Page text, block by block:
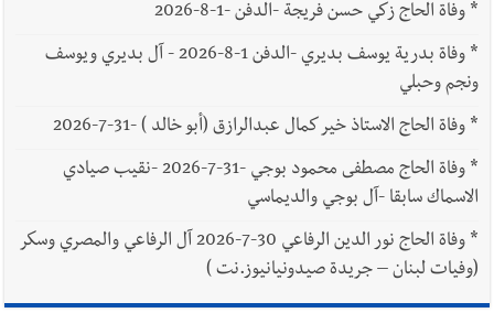
*وفاة الحاج زكي حسن فريجة -الدفن -1-8-2026
*
وفاة بدرية يوسف بديري -الدفن 1-8-2026 - آل بديري ويوسف
ونجم وحبلي
*وفاة الحاج الاستاذ خير كمال عبدالرازق (أبو خالد ) -31-7-2026
*
وفاة الحاج مصطفى محمود بوجي -31-7-2026 -نقيب صيادي
الاسماك سابقا -آل بوجي والديماسي
*
وفاة الحاج نور الدين الرفاعي 30-7-2026 آل الرفاعي والمصري وسكر
(وفيات لبنان – جريدة صيدونيانيوز.نت )